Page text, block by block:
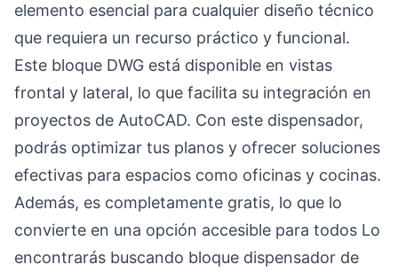
elemento esencial para cualquier diseño técnico
que requiera un recurso práctico y funcional.
Este bloque DWG está disponible en vistas
frontal y lateral, lo que facilita su integración en
proyectos de AutoCAD. Con este dispensador,
podrás optimizar tus planos y ofrecer soluciones
efectivas para espacios como oficinas y cocinas.
Además, es completamente gratis, lo que lo
convierte en una opción accesible para todos Lo
encontrarás buscando bloque dispensador de